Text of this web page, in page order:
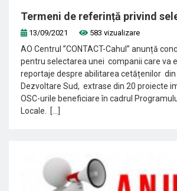
13/09/2021 583 vizualizare
AO Centrul ”CONTACT-Cahul” anunță
pentru selectarea unei companii care va
reportaje despre abilitarea cetățenilor din
Dezvoltare Sud, extrase din 20 proiecte
OSC-urile beneficiare în cadrul
Locale. [...]